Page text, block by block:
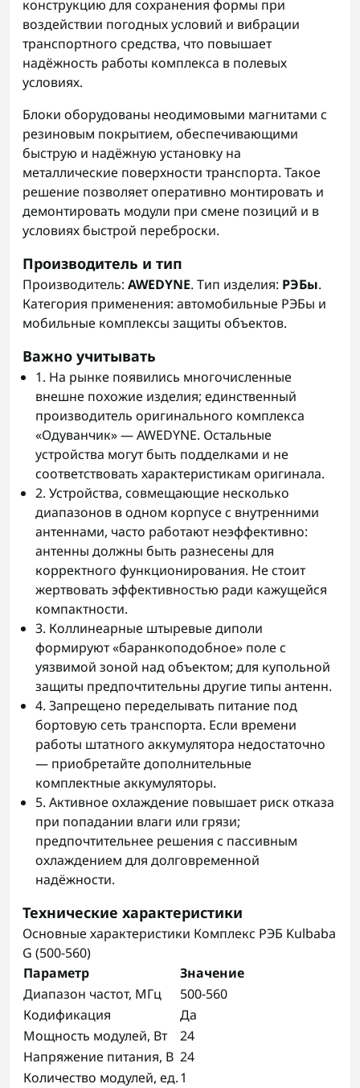
конструкцию для сохранения формы при
воздействии погодных условий и вибрации
транспортного средства, что повышает
надёжность работы комплекса в полевых
условиях.
Блоки оборудованы неодимовыми магнитами с
резиновым покрытием, обеспечивающими
быструю и надёжную установку на
металлические поверхности транспорта. Такое
решение позволяет оперативно монтировать и
демонтировать модули при смене позиций и в
условиях быстрой переброски.
Производитель и тип
Производитель: AWEDYNE. Тип изделия: РЭБы.
Категория применения: автомобильные РЭБы и
мобильные комплексы защиты объектов.
Важно учитывать
1. На рынке появились многочисленные
внешне похожие изделия; единственный
производитель оригинального комплекса
«Одуванчик» — AWEDYNE. Остальные
устройства могут быть подделками и не
соответствовать характеристикам оригинала.
2. Устройства, совмещающие несколько
диапазонов в одном корпусе с внутренними
антеннами, часто работают неэффективно:
антенны должны быть разнесены для
корректного функционирования. Не стоит
жертвовать эффективностью ради кажущейся
компактности.
3. Коллинеарные штыревые диполи
формируют «баранкоподобное» поле с
уязвимой зоной над объектом; для купольной
защиты предпочтительны другие типы антенн.
4. Запрещено переделывать питание под
бортовую сеть транспорта. Если времени
работы штатного аккумулятора недостаточно
— приобретайте дополнительные
комплектные аккумуляторы.
5. Активное охлаждение повышает риск отказа
при попадании влаги или грязи;
предпочтительнее решения с пассивным
охлаждением для долговременной
надёжности.
Технические характеристики
Основные характеристики Комплекс РЭБ Kulbaba
G (500-560)
Параметр
Значение
Диапазон частот, МГц
500-560
Кодификация
Да
Мощность модулей, Вт
24
Напряжение питания, В 24
Количество модулей, ед.1